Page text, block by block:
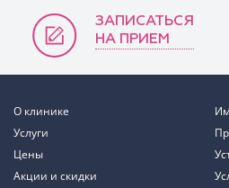
ЗАПИСАТЬСЯ
НА ПРИЕМ
О клинике
Услуги
Цены
Акции и скидки